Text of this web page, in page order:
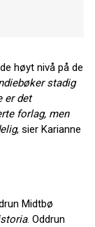
høyt nivå på de
stadig
er det
forlag, men
, sier Karianne
Midtbø
. Oddrun